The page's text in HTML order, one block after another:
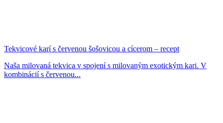
Tekvicové karí s červenou šošovicou a cícerom – recept
Naša milovaná tekvica v spojení s milovaným exotickým kari. V
kombinácií s červenou...